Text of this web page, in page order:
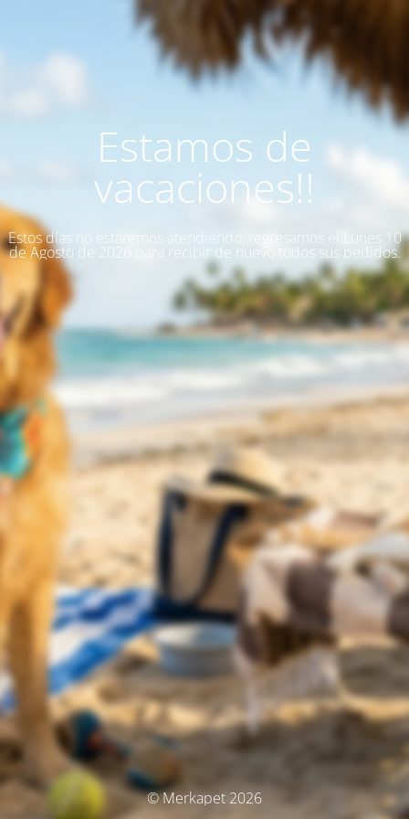
Estamos de
vacaciones!!
Estos días no estaremos atendiendo, regresamos el Lunes 10
de Agosto de 2026 para recibir de nuevo todos sus pedidos.
© Merkapet 2026